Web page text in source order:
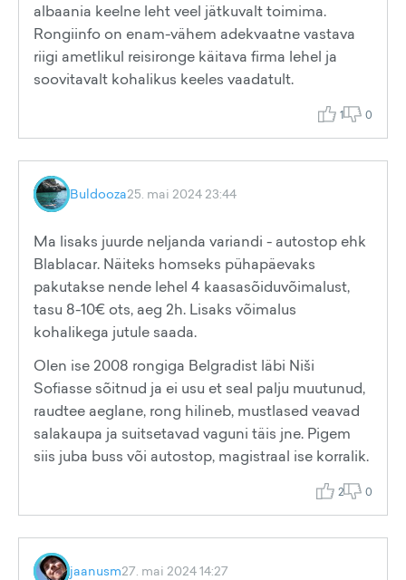
albaania keelne leht veel jätkuvalt toimima.
Rongiinfo on enam-vähem adekvaatne vastava
riigi ametlikul reisironge käitava firma lehel ja
soovitavalt kohalikus keeles vaadatult.
1 0
Buldooza25. mai 2024 23:44
Ma lisaks juurde neljanda variandi - autostop ehk
Blablacar. Näiteks homseks pühapäevaks
pakutakse nende lehel 4 kaasasõiduvõimalust,
tasu 8-10€ ots, aeg 2h. Lisaks võimalus
kohalikega jutule saada.
Olen ise 2008 rongiga Belgradist läbi Niši
Sofiasse sõitnud ja ei usu et seal palju muutunud,
raudtee aeglane, rong hilineb, mustlased veavad
salakaupa ja suitsetavad vaguni täis jne. Pigem
siis juba buss või autostop, magistraal ise korralik.
2 0
jaanusm27. mai 2024 14:27